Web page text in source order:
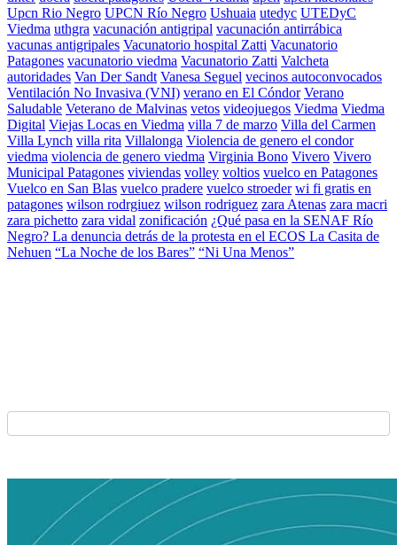
Upcn Rio Negro UPCN Río Negro Ushuaia utedyc UTEDyC
Viedma uthgra vacunación antigripal vacunación antirrábica
vacunas antigripales Vacunatorio hospital Zatti Vacunatorio
Patagones vacunatorio viedma Vacunatorio Zatti Valcheta
autoridades Van Der Sandt Vanesa Seguel vecinos autoconvocados
Ventilación No Invasiva (VNI) verano en El Cóndor Verano
Saludable Veterano de Malvinas vetos videojuegos Viedma Viedma
Digital Viejas Locas en Viedma villa 7 de marzo Villa del Carmen
Villa Lynch villa rita Villalonga Violencia de genero el condor
viedma violencia de genero viedma Virginia Bono Vivero Vivero
Municipal Patagones viviendas volley voltios vuelco en Patagones
Vuelco en San Blas vuelco pradere vuelco stroeder wi fi gratis en
patagones wilson rodrgiuez wilson rodriguez zara Atenas zara macri
zara pichetto zara vidal zonificación ¿Qué pasa en la SENAF Río
Negro? La denuncia detrás de la protesta en el ECOS La Casita de
Nehuen “La Noche de los Bares” “Ni Una Menos”